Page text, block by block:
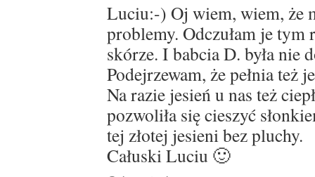
Luciu:-) Oj wiem, wiem, że
problemy. Odczułam je tym
skórze. I babcia D. była nie
Podejrzewam, że pełnia
Na razie jesień u nas też
pozwoliła się cieszyć
tej złotej jesieni bez pluchy.
Całuski Luciu 🙂